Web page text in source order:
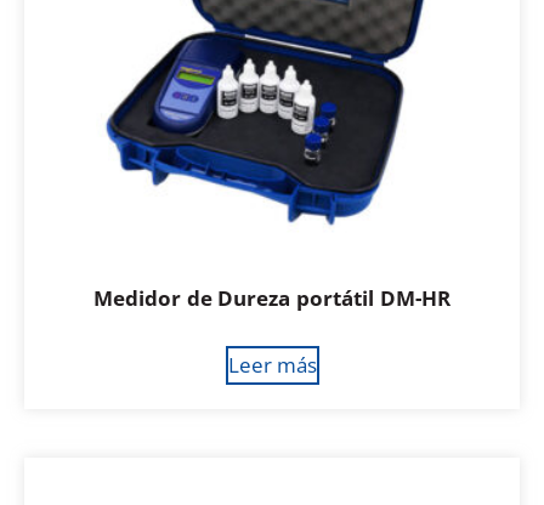
Medidor de Dureza portátil DM-HR
Leer más